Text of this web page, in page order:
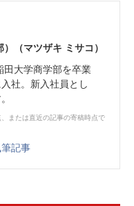
（マツザキ ミサコ）
大学商学部を卒業
社。新入社員とし
または直近の記事の寄稿時点で
記事